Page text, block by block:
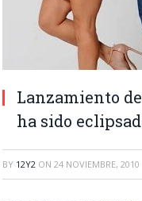
Lanzamiento
ha sido
BY 12Y2 ON 24 NOVIEMBRE, 2010